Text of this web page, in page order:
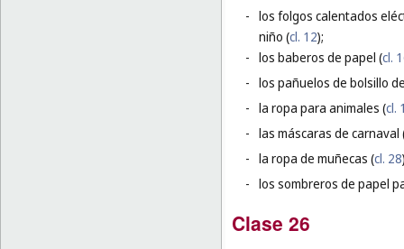
- los folgos calentados
niño (cl. 12);
- los baberos de papel (cl.
- los pañuelos de bolsillo
- la ropa para animales (cl.
- las máscaras de carnaval
- la ropa de muñecas (cl. 28
- los sombreros de papel
Clase 26